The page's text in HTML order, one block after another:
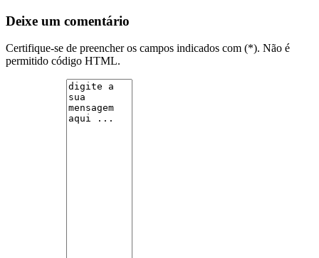
Deixe um comentário
Certifique-se de preencher os campos indicados com (*). Não é
permitido código HTML.